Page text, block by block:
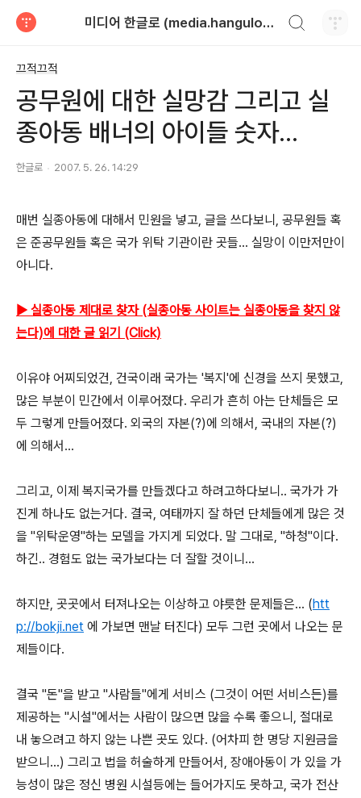
미디어 한글로 (media.hangulo.net)
끄적끄적
공무원에 대한 실망감 그리고 실
종아동 배너의 아이들 숫자...
한글로 2007. 5. 26. 14:29
매번 실종아동에 대해서 민원을 넣고, 글을 쓰다보니, 공무원들 혹
은 준공무원들 혹은 국가 위탁 기관이란 곳들... 실망이 이만저만이
아니다.
▶ 실종아동 제대로 찾자 (실종아동 사이트는 실종아동을 찾지 않
는다)에 대한 글 읽기 (Click)
이유야 어찌되었건, 건국이래 국가는 '복지'에 신경을 쓰지 못했고,
많은 부분이 민간에서 이루어졌다. 우리가 흔히 아는 단체들은 모
두 그렇게 만들어졌다. 외국의 자본(?)에 의해서, 국내의 자본(?)
에 의해서...
그리고, 이제 복지국가를 만들겠다고 하려고하다보니.. 국가가 가
진게 하나도 없는거다. 결국, 여태까지 잘 하던 단체들에게 많은 것
을 "위탁운영"하는 모델을 가지게 되었다. 말 그대로, "하청"이다.
하긴.. 경험도 없는 국가보다는 더 잘할 것이니...
하지만, 곳곳에서 터져나오는 이상하고 야릇한 문제들은... (htt
p://bokji.net 에 가보면 맨날 터진다) 모두 그런 곳에서 나오는 문
제들이다.
결국 "돈"을 받고 "사람들"에게 서비스 (그것이 어떤 서비스든)를
제공하는 "시설"에서는 사람이 많으면 많을 수록 좋으니, 절대로
내 놓으려고 하지 않는 나쁜 곳도 있다. (어차피 한 명당 지원금을
받으니...) 그리고 법을 허술하게 만들어서, 장애아동이 가 있을 가
능성이 많은 정신 병원 시설등에는 들어가지도 못하고, 국가 전산